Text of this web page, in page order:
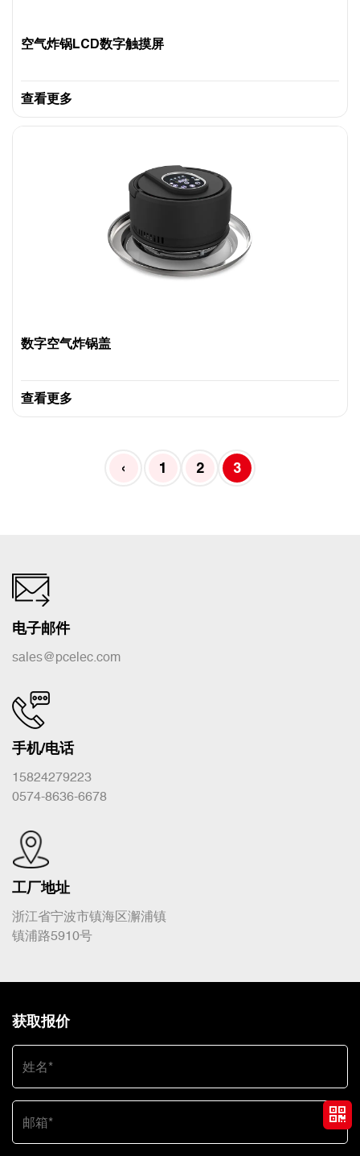
空气炸锅LCD数字触摸屏
查看更多
数字空气炸锅盖
查看更多
‹ 1 2 3
电子邮件
sales@pcelec.com
手机/电话
15824279223
0574-8636-6678
工厂地址
浙江省宁波市镇海区澥浦镇
镇浦路5910号
获取报价